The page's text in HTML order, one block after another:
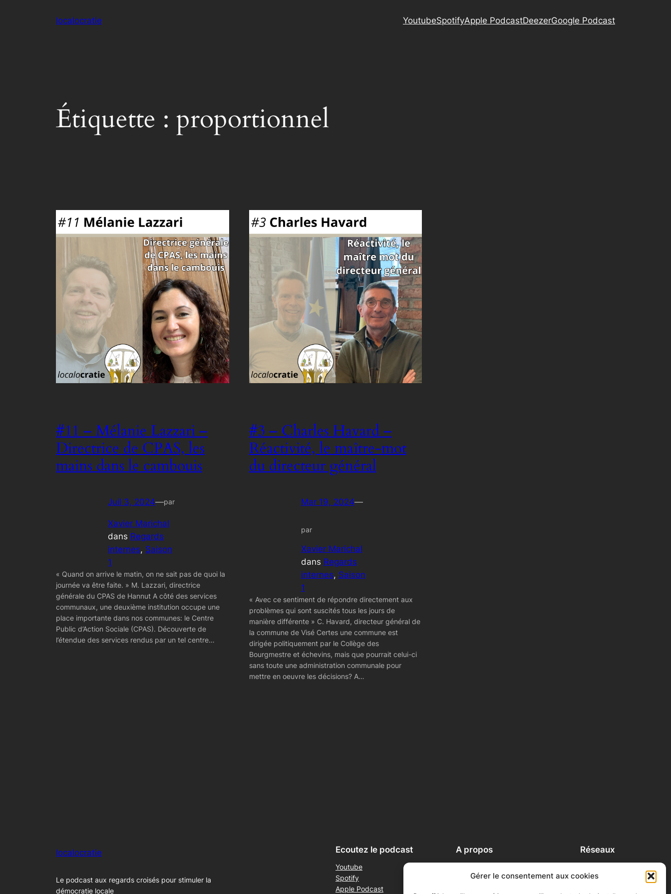
Gérer le consentement aux cookies
localocratie YoutubeSpotifyApple PodcastDeezerGoogle Podcast
Étiquette : proportionnel
#11 – Mélanie Lazzari –
Directrice de CPAS, les
mains dans le cambouis
Juil 3, 2024—par
Xavier Marichal
dans Regards
internes, Saison
1
« Quand on arrive le matin, on ne sait pas de quoi la
journée va être faite. » M. Lazzari, directrice
générale du CPAS de Hannut A côté des services
communaux, une deuxième institution occupe une
place importante dans nos communes: le Centre
Public d’Action Sociale (CPAS). Découverte de
l’étendue des services rendus par un tel centre…
#3 – Charles Havard –
Réactivité, le maître-mot
du directeur général
Mar 19, 2024—
par
Xavier Marichal
dans Regards
internes, Saison
1
« Avec ce sentiment de répondre directement aux
problèmes qui sont suscités tous les jours de
manière différente » C. Havard, directeur général de
la commune de Visé Certes une commune est
dirigée politiquement par le Collège des
Bourgmestre et échevins, mais que pourrait celui-ci
sans toute une administration communale pour
mettre en oeuvre les décisions? A…
localocratie
Le podcast aux regards croisés pour stimuler la
démocratie locale
Ecoutez le podcast
Youtube
Spotify
Apple Podcast
A propos
Contact
Réseaux
Instagram